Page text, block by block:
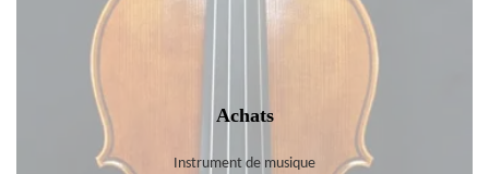
Achats
Instrument de musique